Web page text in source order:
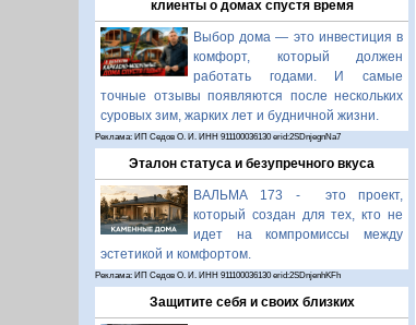
клиенты о домах спустя время
Выбор дома — это инвестиция в
комфорт, который должен
работать годами. И самые
точные отзывы появляются после нескольких
суровых зим, жарких лет и будничной жизни.
Реклама: ИП Седов О. И. ИНН 911100036130 erid:2SDnjegnNa7
Эталон статуса и безупречного вкуса
ВАЛЬМА 173 - это проект,
который создан для тех, кто не
идет на компромиссы между
эстетикой и комфортом.
Реклама: ИП Седов О. И. ИНН 911100036130 erid:2SDnjenhKFh
Защитите себя и своих близких